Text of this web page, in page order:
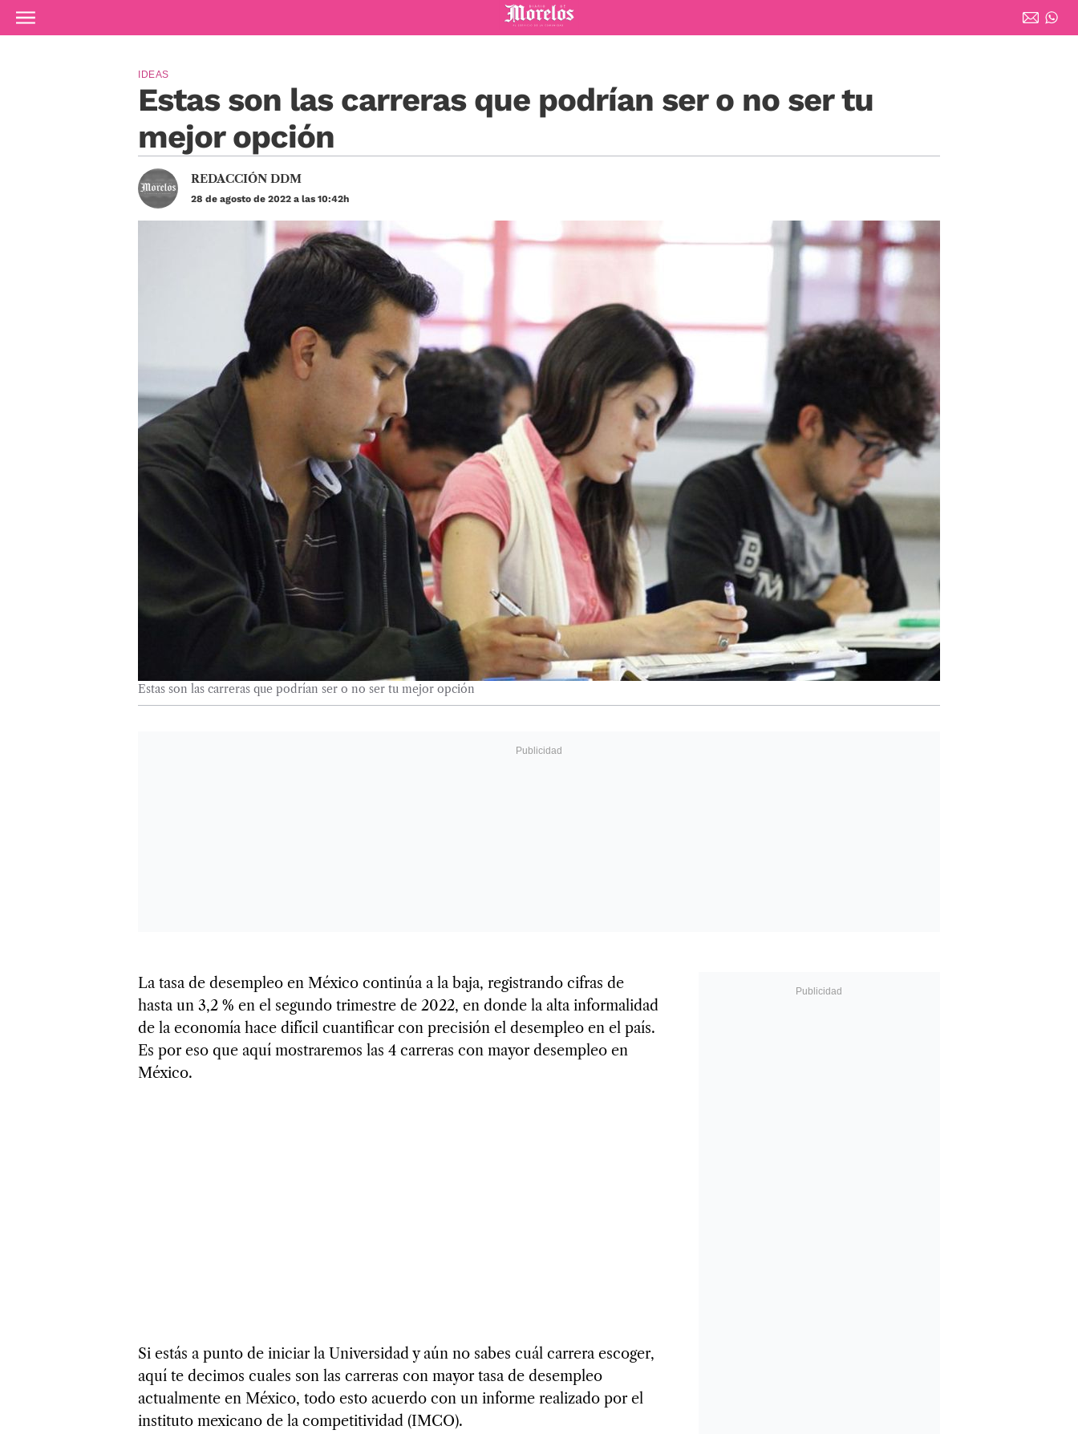
Ir al contenido principal
Diario de Morelos
Estas son las carreras que podrían ser o no ser tu
mejor opción
IDEAS
REDACCIÓN DDM
28 de agosto de 2022 a las 10:42h
Estas son las carreras que podrían ser o no ser tu mejor opción
La tasa de desempleo en México continúa a la baja, registrando cifras de
hasta un 3,2 % en el segundo trimestre de 2022, en donde la alta informalidad
de la economía hace difícil cuantificar con precisión el desempleo en el país.
Es por eso que aquí mostraremos las 4 carreras con mayor desempleo en
México.
Si estás a punto de iniciar la Universidad y aún no sabes cuál carrera escoger,
aquí te decimos cuales son las carreras con mayor tasa de desempleo
actualmente en México, todo esto acuerdo con un informe realizado por el
instituto mexicano de la competitividad (IMCO).